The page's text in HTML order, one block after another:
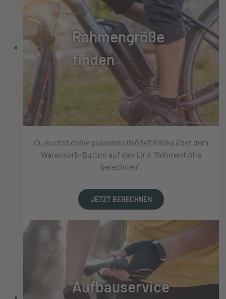
Rahmengröße
finden
Du suchst deine passende Größe? Klicke über dem
Warenkorb-Button auf den Link "Rahmenhöhe
berechnen".
JETZT BERECHNEN
Aufbauservice